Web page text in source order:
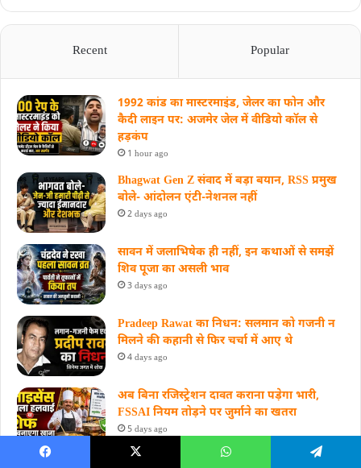
Recent Popular
1992 कांड का मास्टरमाइंड, जेलर का फोन और
कैदी लाइन पर: अजमेर जेल में वीडियो कॉल से
हड़कंप
1 hour ago
Bhagwat Gen Z संवाद में बड़ा बयान, RSS प्रमुख
बोले- आंदोलन एंटी-नेशनल नहीं
2 days ago
सावन में जलाभिषेक ही नहीं, इन कथाओं से समझें
शिव पूजा का असली भाव
3 days ago
Pradeep Rawat का निधन: सलमान को गजनी न
मिलने की कहानी से फिर चर्चा में आए थे
4 days ago
अब बिना रजिस्ट्रेशन दावत कराना पड़ेगा भारी,
FSSAI नियम तोड़ने पर जुर्माने का खतरा
5 days ago